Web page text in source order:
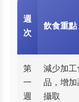
週
次
飲食重點
第
一
週
減少加工
品，增
攝取